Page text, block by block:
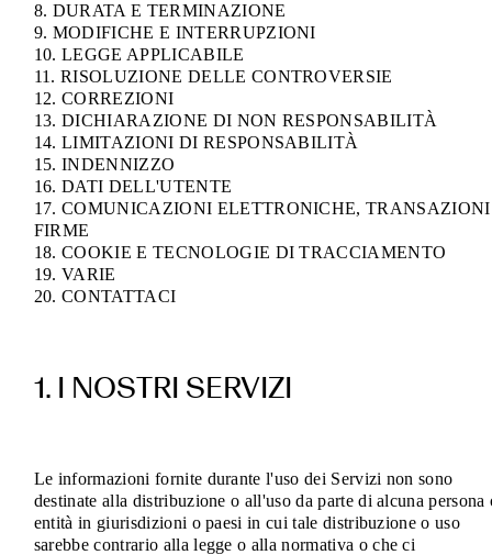
8. DURATA E TERMINAZIONE
9. MODIFICHE E INTERRUPZIONI
10. LEGGE APPLICABILE
11. RISOLUZIONE DELLE CONTROVERSIE
12. CORREZIONI
13. DICHIARAZIONE DI NON RESPONSABILITÀ
14. LIMITAZIONI DI RESPONSABILITÀ
15. INDENNIZZO
16. DATI DELL'UTENTE
17. COMUNICAZIONI ELETTRONICHE,
FIRME
18. COOKIE E TECNOLOGIE DI TRACCIAMENTO
19. VARIE
20. CONTATTACI
1. I NOSTRI SERVIZI
Le informazioni fornite durante l'uso dei Servizi non sono
destinate alla distribuzione o all'uso da parte di alcuna persona
entità in giurisdizioni o paesi in cui tale distribuzione o uso
sarebbe contrario alla legge o alla normativa o che ci